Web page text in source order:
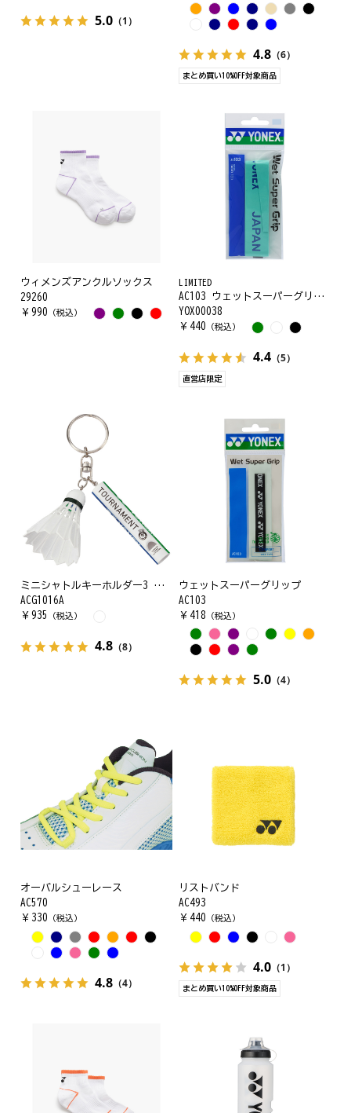
5.0 （1）
4.8（6）
まとめ買い10%OFF対象商品
ウィメンズアンクルソックス
29260
￥ 990 （税込）
LIMITED
AC103 ウェットスーパーグリップ 直営店限定デザイン
YOX00038
￥ 440 （税込）
4.4（5）
直営店限定
ミニシャトルキーホルダー3 笛付
ACG1016A
￥ 935 （税込）
4.8 （8）
ウェットスーパーグリップ
AC103
￥ 418 （税込）
5.0（4）
オーバルシューレース
AC570
￥ 330 （税込）
4.8 （4）
リストバンド
AC493
￥ 440 （税込）
4.0（1）
まとめ買い10%OFF対象商品